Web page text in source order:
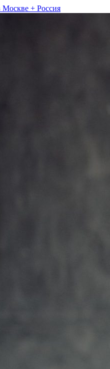
Москве + Россия